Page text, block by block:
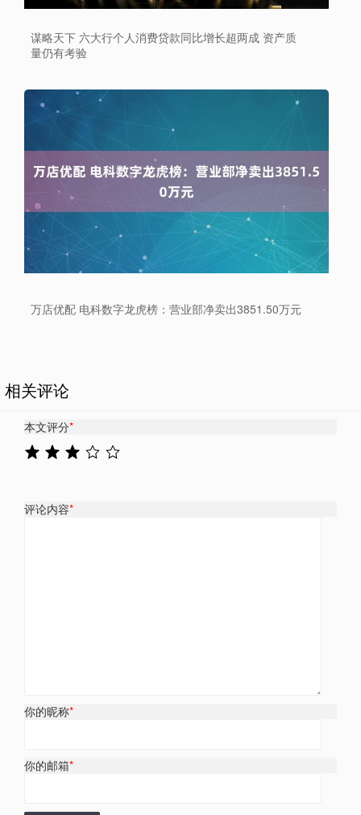
谋略天下 六大行个人消费贷款同比增长超两成 资产质
量仍有考验
万店优配 电科数字龙虎榜：营业部净卖出3851.50万元
相关评论
本文评分*
评论内容*
你的昵称*
你的邮箱*